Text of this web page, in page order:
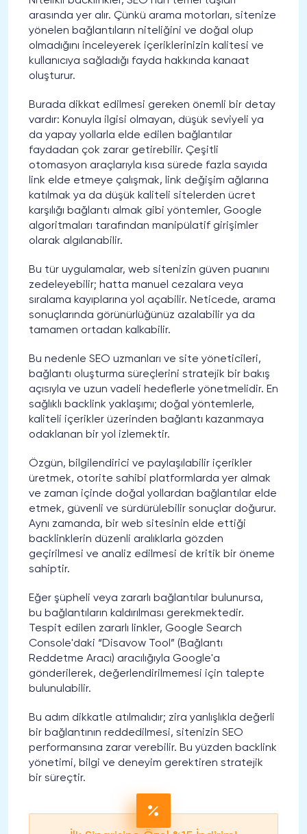
arasında yer alır. Çünkü arama motorları, sitenize
yönelen bağlantıların niteliğini ve doğal olup
olmadığını inceleyerek içeriklerinizin kalitesi ve
kullanıcıya sağladığı fayda hakkında kanaat
oluşturur.
Burada dikkat edilmesi gereken önemli bir detay
vardır: Konuyla ilgisi olmayan, düşük seviyeli ya
da yapay yollarla elde edilen bağlantılar
faydadan çok zarar getirebilir. Çeşitli
otomasyon araçlarıyla kısa sürede fazla sayıda
link elde etmeye çalışmak, link değişim ağlarına
katılmak ya da düşük kaliteli sitelerden ücret
karşılığı bağlantı almak gibi yöntemler, Google
algoritmaları tarafından manipülatif girişimler
olarak algılanabilir.
Bu tür uygulamalar, web sitenizin güven puanını
zedeleyebilir; hatta manuel cezalara veya
sıralama kayıplarına yol açabilir. Neticede, arama
sonuçlarında görünürlüğünüz azalabilir ya da
tamamen ortadan kalkabilir.
Bu nedenle SEO uzmanları ve site yöneticileri,
bağlantı oluşturma süreçlerini stratejik bir bakış
açısıyla ve uzun vadeli hedeflerle yönetmelidir. En
sağlıklı backlink yaklaşımı; doğal yöntemlerle,
kaliteli içerikler üzerinden bağlantı kazanmaya
odaklanan bir yol izlemektir.
Özgün, bilgilendirici ve paylaşılabilir içerikler
üretmek, otorite sahibi platformlarda yer almak
ve zaman içinde doğal yollardan bağlantılar elde
etmek, güvenli ve sürdürülebilir sonuçlar doğurur.
Aynı zamanda, bir web sitesinin elde ettiği
backlinklerin düzenli aralıklarla gözden
geçirilmesi ve analiz edilmesi de kritik bir öneme
sahiptir.
Eğer şüpheli veya zararlı bağlantılar bulunursa,
bu bağlantıların kaldırılması gerekmektedir.
Tespit edilen zararlı linkler, Google Search
Console'daki “Disavow Tool” (Bağlantı
Reddetme Aracı) aracılığıyla Google'a
gönderilerek, değerlendirilmemesi için talepte
bulunulabilir.
Bu adım dikkatle atılmalıdır; zira yanlışlıkla değerli
bir bağlantının reddedilmesi, sitenizin SEO
performansına zarar verebilir. Bu yüzden backlink
yönetimi, bilgi ve deneyim gerektiren stratejik
bir süreçtir.